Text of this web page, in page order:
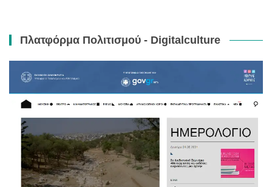
Πλατφόρμα Πολιτισμού - Digitalculture